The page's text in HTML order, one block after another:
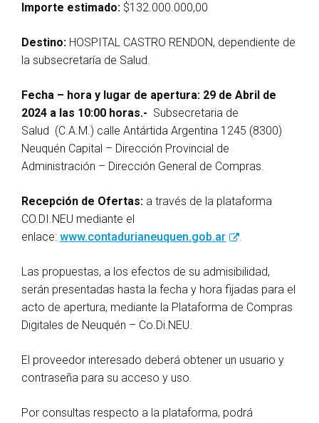
Importe estimado: $132.000.000,00
Destino: HOSPITAL CASTRO RENDON, dependiente de
la subsecretaría de Salud.
Fecha – hora y lugar de apertura: 29 de Abril de
2024 a las 10:00 horas.- Subsecretaria de
Salud (C.A.M.) calle Antártida Argentina 1245 (8300)
Neuquén Capital – Dirección Provincial de
Administración – Dirección General de Compras.
Recepción de Ofertas: a través de la plataforma
CO.DI.NEU mediante el
enlace: www.contadurianeuquen.gob.ar .
Las propuestas, a los efectos de su admisibilidad,
serán presentadas hasta la fecha y hora fijadas para el
acto de apertura, mediante la Plataforma de Compras
Digitales de Neuquén – Co.Di.NEU.
El proveedor interesado deberá obtener un usuario y
contraseña para su acceso y uso.
Por consultas respecto a la plataforma, podrá